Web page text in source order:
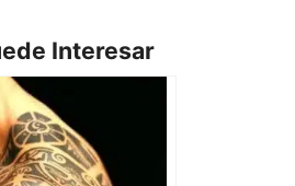
Interesar